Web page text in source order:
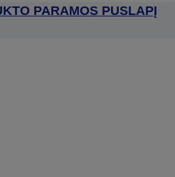
PARAMOS PUSLAPĮ